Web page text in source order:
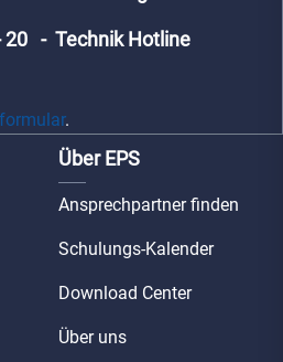
- Technik Hotline
.
Über EPS
Ansprechpartner finden
Schulungs-Kalender
Download Center
Über uns